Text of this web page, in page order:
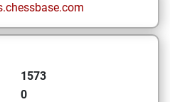
1573
0